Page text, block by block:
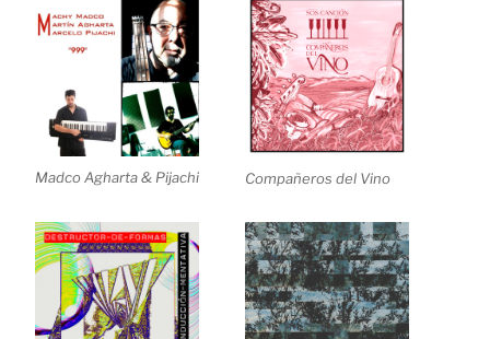
Madco Agharta & Pijachi Compañeros del Vino